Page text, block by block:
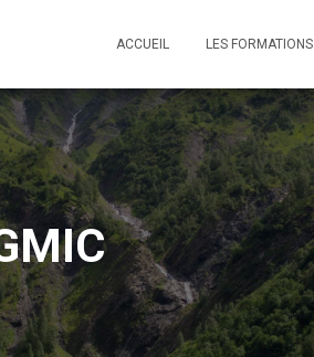
ACCUEIL LES FORMATIONS